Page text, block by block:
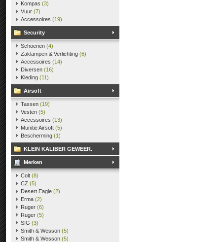
Kompas (3)
Vuur (7)
Accessoires (19)
Security
Schoenen (4)
Zaklampen & Verlichting (6)
Accessoires (14)
Diversen (16)
Kleding (11)
Airsoft
Tassen (19)
Vesten (5)
Accessoires (13)
Munitie Airsoft (5)
Bescherming (1)
KLEIN KALIBER GEWEER.
Merken
Colt (8)
CZ (5)
Desert Eagle (2)
Erma (2)
Ruger (6)
Ruger (5)
SIG (3)
Smith & Wesson (5)
Smith & Wesson (5)